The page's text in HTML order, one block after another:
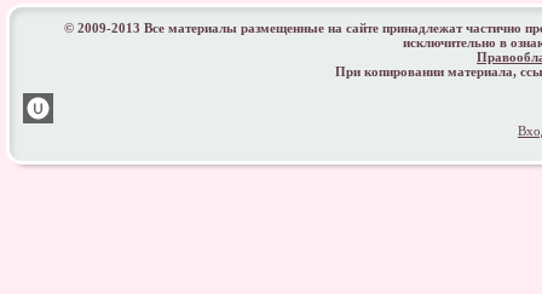
© 2009-2013 Все материалы размещенные на сайте принадлежат частично
исключительно в
При копировании материала,